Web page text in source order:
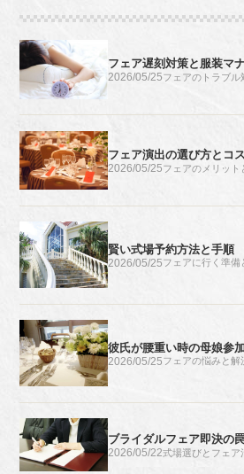
フェア遅刻対策と服装マ
2026/05/25フェアのトラブル
フェア演出の選び方とコ
2026/05/25フェアのメリット
賢い式場予約方法と手順
2026/05/25フェアに行く準備
彼氏が腰重い時の母娘参
2026/05/25フェアの悩みと解
ブライダルフェア即決の
2026/05/22式場選びとフェア